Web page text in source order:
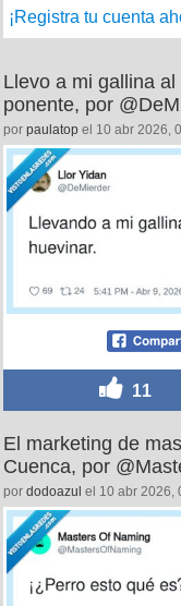
¡Registra tu cuenta
Llevo a mi gallina
ponente, por
por paulatop el 10 abr 2026,
11
El marketing de
Cuenca, por
por dodoazul el 10 abr 2026,